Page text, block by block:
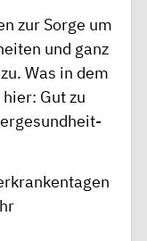
zur Sorge um
und ganz
Was in dem
hier: Gut zu